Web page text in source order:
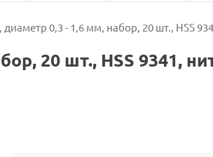
0,3 - 1,6 мм, набор, 20 шт., HSS
20 шт., HSS 9341,